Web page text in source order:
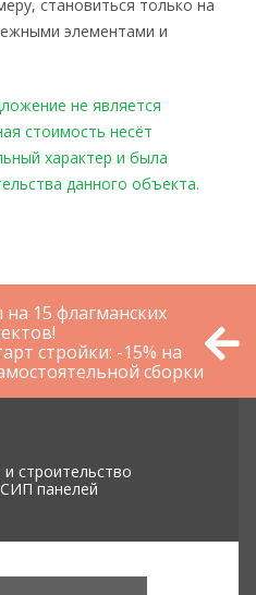
становиться только на
элементами и
не является
стоимость несёт
характер и была
данного объекта.
15 флагманских
стройки: -15% на
сборки
строительство
панелей